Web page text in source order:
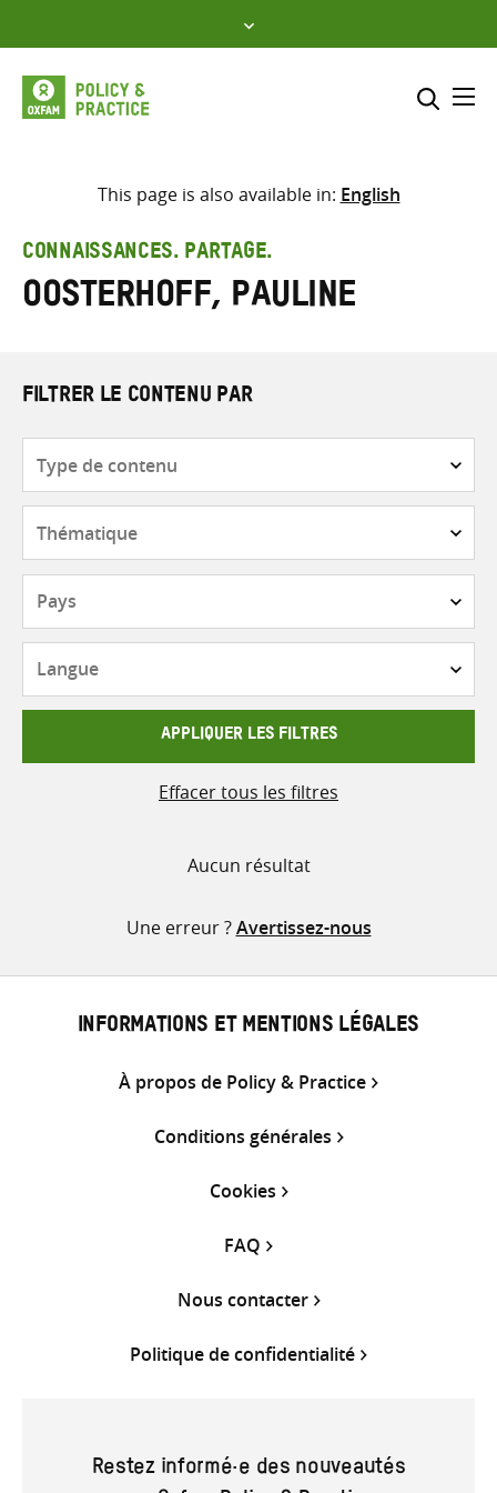
to
content
Sélectionner l’emplacement
Saisir
les
termes
This page is also available in: English
CONNAISSANCES. PARTAGE.
Oosterhoff, Pauline
FILTRER LE CONTENU PAR
contenu
APPLIQUER LES FILTRES
Effacer tous les filtres
Aucun résultat
Une erreur ?Avertissez-nous
INFORMATIONS ET MENTIONS LÉGALES
À propos de Policy & Practice
Conditions générales
Cookies
FAQ
Nous contacter
Politique de confidentialité
Restez informé·e des nouveautés